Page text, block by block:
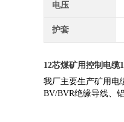
电压
护套
12芯煤矿用控制电缆
我厂主要生产矿用电
BV/BVR绝缘导线、